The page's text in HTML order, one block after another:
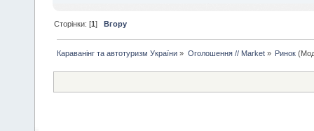
Сторінки: [1]Вгору
Караванінг та автотуризм України » Оголошення // Market» Ринок